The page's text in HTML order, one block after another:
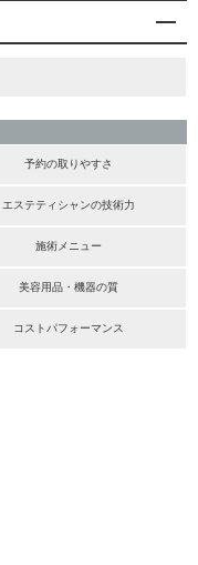
予約の取りやすさ
エステティシャンの技術力
施術メニュー
美容用品・機器の質
コストパフォーマンス